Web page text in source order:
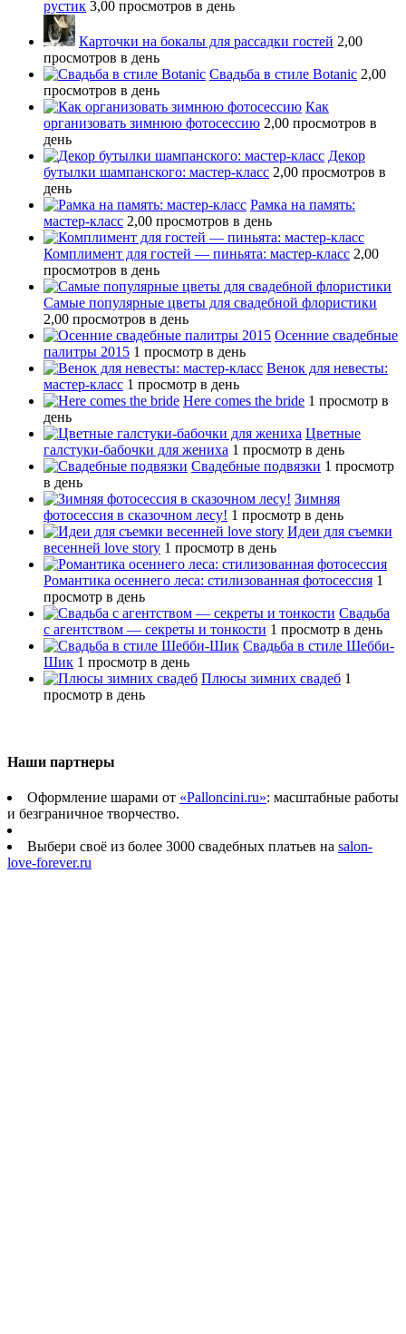
рустик 3,00 просмотров в день
Карточки на бокалы для рассадки гостей 2,00
просмотров в день
Свадьба в стиле Botanic 2,00
просмотров в день
Как
организовать зимнюю фотосессию 2,00 просмотров в
день
Декор
бутылки шампанского: мастер-класс 2,00 просмотров в
день
Рамка на память:
мастер-класс 2,00 просмотров в день
Комплимент для гостей — пиньята: мастер-класс 2,00
просмотров в день
Самые популярные цветы для свадебной флористики
2,00 просмотров в день
Осенние свадебные
палитры 2015 1 просмотр в день
Венок для невесты:
мастер-класс 1 просмотр в день
Here comes the bride 1 просмотр в
день
Цветные
галстуки-бабочки для жениха 1 просмотр в день
Свадебные подвязки 1 просмотр
в день
Зимняя
фотосессия в сказочном лесу! 1 просмотр в день
Идеи для съемки
весенней love story 1 просмотр в день
Романтика осеннего леса: стилизованная фотосессия 1
просмотр в день
Свадьба
с агентством — секреты и тонкости 1 просмотр в день
Свадьба в стиле Шебби-
Шик 1 просмотр в день
Плюсы зимних свадеб 1
просмотр в день
Наши партнеры
Оформление шарами от «Palloncini.ru»: масштабные работы
и безграничное творчество.
Выбери своё из более 3000 свадебных платьев на salon-
love-forever.ru